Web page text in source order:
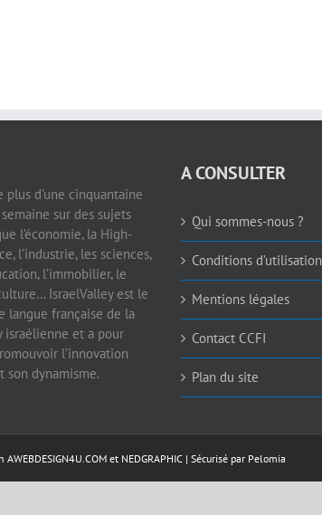
plus d’une cinquantaine
sur des sujets
l’économie, la High-
l’industrie, les sciences,
l’immobilier, le
IsraelValley est le
langue française de la
israélienne et a pour
l’innovation
son dynamisme.
A CONSULTER
Qui sommes-nous ?
Conditions d’utilisation
Mentions légales
Contact CCFI
Plan du site
AWEBDESIGN4U.COM et NEDGRAPHIC | Sécurisé par Pelomia